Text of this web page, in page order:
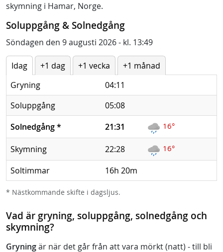
skymning i Hamar, Norge.
Soluppgång & Solnedgång
Söndagen den 9 augusti 2026 - kl. 13:49
Idag +1 dag +1 vecka
+1 månad
Gryning
04:11
Soluppgång
05:08
Solnedgång* 21:31 16°
Skymning 22:28 16°
Soltimmar 16h 20m
* Nästkommande skifte i dagsljus.
Vad är gryning, soluppgång, solnedgång och
skymning?
Gryningär när det går från att vara mörkt (natt) - till bli